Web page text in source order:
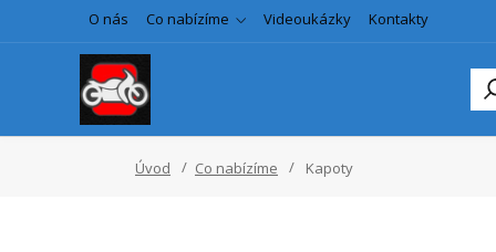
O nás Co nabízíme Videoukázky Kontakty
Úvod Co nabízíme Kapoty